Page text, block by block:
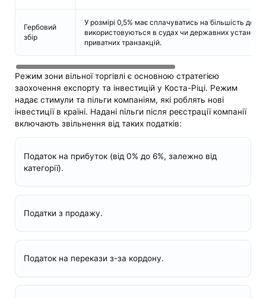
Гербовий
збір
У розмірі 0,5% має сплачуватись на більшість
використовуються в судах чи державних
приватних транзакцій.
Режим зони вільної торгівлі є основною стратегією
заохочення експорту та інвестицій у Коста-Ріці. Режим
надає стимули та пільги компаніям, які роблять нові
інвестиції в країні. Надані пільги після реєстрації компанії
включають звільнення від таких податків:
Податок на прибуток (від 0% до 6%, залежно від
категорії).
Податки з продажу.
Податок на перекази з-за кордону.